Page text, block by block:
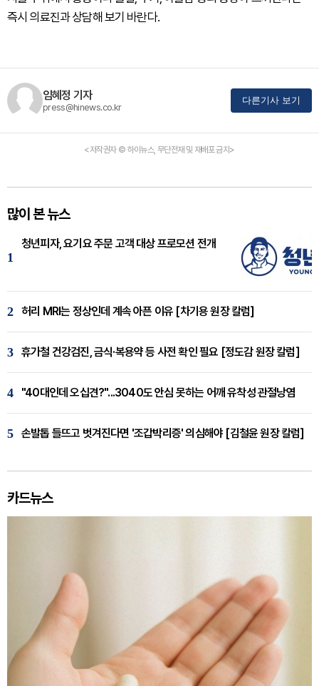
즉시 의료진과 상담해 보기 바란다.
임혜정 기자
press@hinews.co.kr
다른기사 보기
<저작권자 © 하이뉴스, 무단전재 및 재배포 금지>
많이 본 뉴스
1
청년피자, 요기요 주문 고객 대상 프로모션 전개
2 허리 MRI는 정상인데 계속 아픈 이유 [차기용 원장 칼럼]
3 휴가철 건강검진, 금식·복용약 등 사전 확인 필요 [정도감 원장 칼럼]
4 "40대인데 오십견?"...3040도 안심 못하는 어깨 유착성 관절낭염
5 손발톱 들뜨고 벗겨진다면 '조갑박리증' 의심해야 [김철윤 원장 칼럼]
카드뉴스